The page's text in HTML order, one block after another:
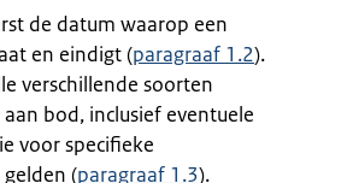
de datum waarop een
en eindigt (paragraaf 1.2).
verschillende soorten
bod, inclusief eventuele
voor specifieke
(paragraaf 1.3).